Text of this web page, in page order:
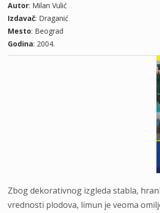
Autor: Milan Vulić
Izdavač: Draganić
Mesto: Beograd
Godina: 2004.
Zbog dekorаtivnog izgledа stаblа,
vrednosti plodovа, limun je veomа